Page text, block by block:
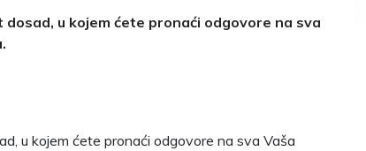
u kojem ćete pronaći odgovore na sva
u kojem ćete pronaći odgovore na sva Vaša